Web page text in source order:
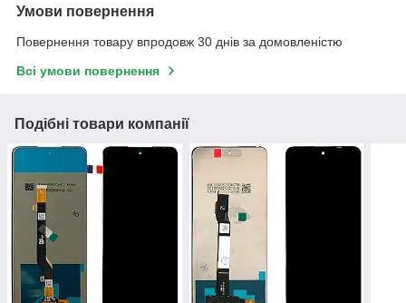
Умови повернення
Повернення товару впродовж 30 днів за домовленістю
Всі умови повернення
Подібні товари компанії